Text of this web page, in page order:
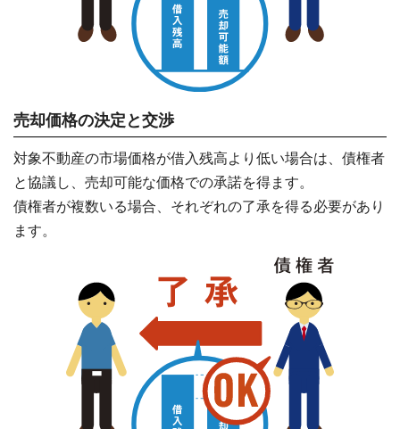
売却価格の決定と交渉
対象不動産の市場価格が借入残高より低い場合は、債権者
と協議し、売却可能な価格での承諾を得ます。
債権者が複数いる場合、それぞれの了承を得る必要があり
ます。